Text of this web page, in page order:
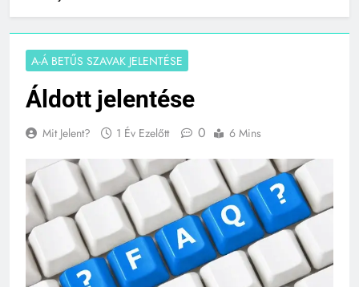
A-Á BETŰS SZAVAK JELENTÉSE
Áldott jelentése
Mit Jelent? 1 Év Ezelőtt 0 6 Mins